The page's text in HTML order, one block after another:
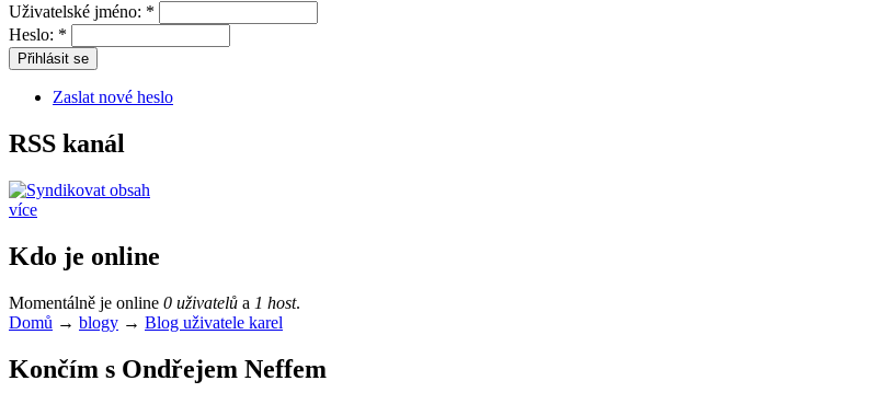
Uživatelské jméno: *
Heslo: *
Zaslat nové heslo
RSS kanál
více
Kdo je online
Momentálně je online 0 uživatelů a 1 host.
Domů → blogy → Blog uživatele karel
Končím s Ondřejem Neffem